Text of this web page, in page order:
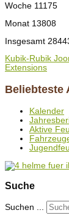
Woche 11175
Monat 13808
Insgesamt
Kubik-Rubik
Extensions
Beliebteste
Kalender
Aktive
Suche
Suchen ...